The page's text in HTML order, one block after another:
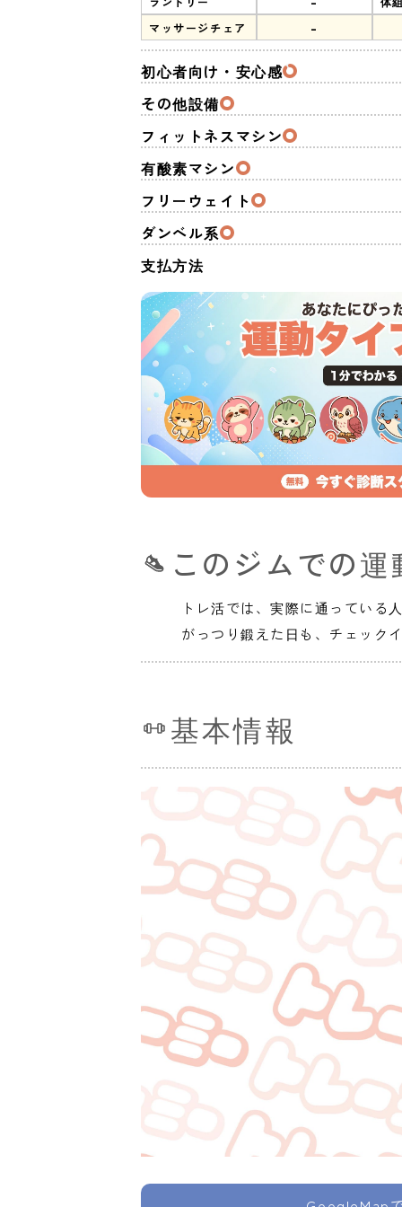
マッサージチェア
-
初心者向け・安心感
その他設備
フィットネスマシン
有酸素マシン
フリーウェイト
ダンベル系
支払方法
このジムでの
トレ活では、実際に通っている
がっつり鍛えた日も、チェック
基本情報